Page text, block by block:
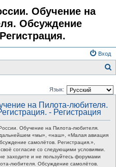
Обучение на
Обсуждение
Вход
Язык:
на Пилота-любителя.
- Регистрация
Обучение на Пилота-любителя.
«мы», «наш», «Малая авиация
самолётов. Регистрация.»,
согласие со следующими условиями.
заходите и не пользуйтесь форумами
любителя. Обсуждение самолётов.